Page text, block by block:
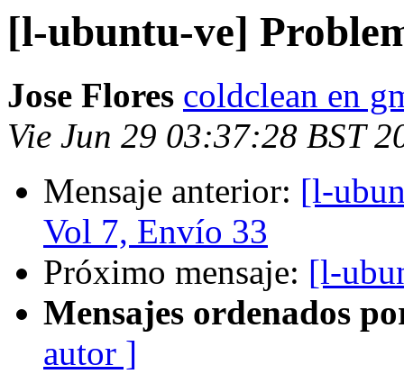
[l-ubuntu-ve]
Jose Flores coldclean en
Vie Jun 29 03:37:28 BST
Mensaje anterior: [l-
Vol 7, Envío 33
Próximo mensaje: [l-
Mensajes ordenados
autor ]